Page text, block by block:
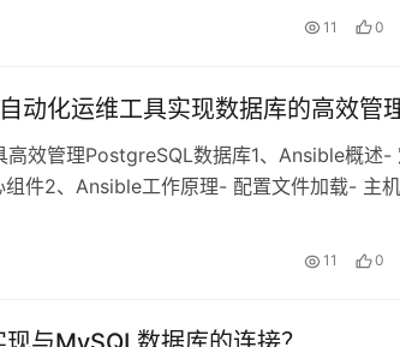
apt upgrade……
11 0
动化运维工具实现数据库的高效管
效管理PostgreSQL数据库1、Ansible概述-
件2、Ansible工作原理- 配置文件加载- 主
11 0